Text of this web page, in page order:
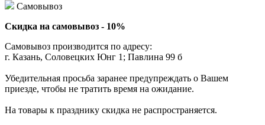
Самовывоз
Скидка на самовывоз - 10%
Самовывоз производится по адресу:
г. Казань, Соловецких Юнг 1; Павлина 99 б
Убедительная просьба заранее предупреждать о Вашем
приезде, чтобы не тратить время на ожидание.
На товары к празднику скидка не распространяется.